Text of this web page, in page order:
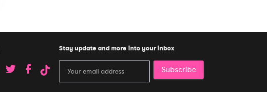
Stay update and more into your inbox
Subscribe